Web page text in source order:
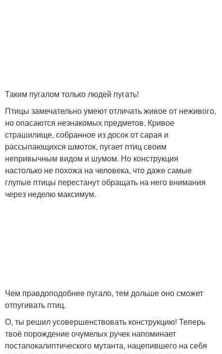
Таким пугалом только людей пугать!
Птицы замечательно умеют отличать живое от неживого,
но опасаются незнакомых предметов. Кривое
страшилище, собранное из досок от сарая и
рассыпающихся шмоток, пугает птиц своим
непривычным видом и шумом. Но конструкция
настолько не похожа на человека, что даже самые
глупые птицы перестанут обращать на него внимания
через неделю максимум.
Чем правдоподобнее пугало, тем дольше оно сможет
отпугивать птиц.
О, ты решил усовершенствовать конструкцию! Теперь
твоё порождение очумелых ручек напоминает
постапокалиптического мутанта, нацепившего на себя